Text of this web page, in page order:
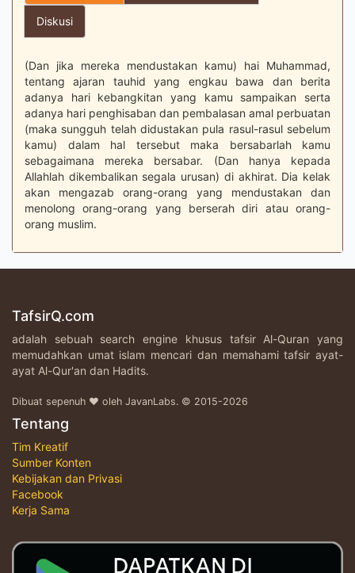
Diskusi
(Dan jika mereka mendustakan kamu) hai Muhammad,
tentang ajaran tauhid yang engkau bawa dan berita
adanya hari kebangkitan yang kamu sampaikan serta
adanya hari penghisaban dan pembalasan amal perbuatan
(maka sungguh telah didustakan pula rasul-rasul sebelum
kamu) dalam hal tersebut maka bersabarlah kamu
sebagaimana mereka bersabar. (Dan hanya kepada
Allahlah dikembalikan segala urusan) di akhirat. Dia kelak
akan mengazab orang-orang yang mendustakan dan
menolong orang-orang yang berserah diri atau orang-
orang muslim.
TafsirQ.com
adalah sebuah search engine khusus tafsir Al-Quran yang
memudahkan umat islam mencari dan memahami tafsir ayat-
ayat Al-Qur'an dan Hadits.
Dibuat sepenuh ♥ oleh JavanLabs. © 2015-2026
Tentang
Tim Kreatif
Sumber Konten
Kebijakan dan Privasi
Facebook
Kerja Sama